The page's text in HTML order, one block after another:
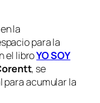
la
para la
el libroYO SOY
, se
para acumular la